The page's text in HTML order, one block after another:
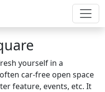
yourself in a
car-free open space
feature, events, etc. It